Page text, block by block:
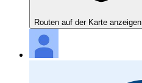
Routen auf der Karte anzeigen